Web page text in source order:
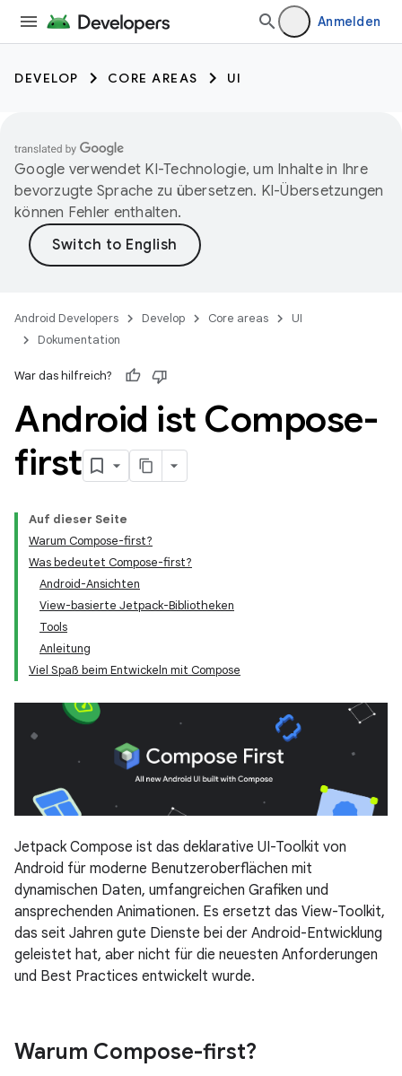
Anmelden
DEVELOP CORE AREAS UI
Google verwendet KI-Technologie, um Inhalte in Ihre
bevorzugte Sprache zu übersetzen. KI-Übersetzungen
können Fehler enthalten.
Android Developers Develop Core areas
UI
Dokumentation
War das hilfreich?
Android ist Compose-
first
Auf dieser Seite
Warum Compose-first?
Was bedeutet Compose-first?
Android-Ansichten
View-basierte Jetpack-Bibliotheken
Tools
Anleitung
Viel Spaß beim Entwickeln mit Compose
Jetpack Compose ist das deklarative UI-Toolkit von
Android für moderne Benutzeroberflächen mit
dynamischen Daten, umfangreichen Grafiken und
ansprechenden Animationen. Es ersetzt das View-Toolkit,
das seit Jahren gute Dienste bei der Android-Entwicklung
geleistet hat, aber nicht für die neuesten Anforderungen
und Best Practices entwickelt wurde.
Warum Compose-first?